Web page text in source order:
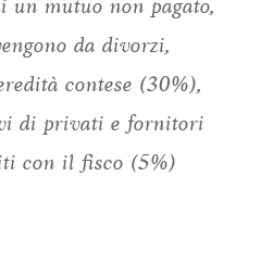
un mutuo non pagato,
da divorzi,
contese (30%),
di privati e fornitori
con il fisco (5%)